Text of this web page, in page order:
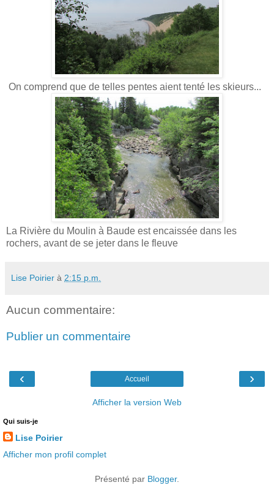
On comprend que de telles pentes aient tenté les skieurs...
La Rivière du Moulin à Baude est encaissée dans les
rochers, avant de se jeter dans le fleuve
Lise Poirier à 2:15 p.m.
Aucun commentaire:
Publier un commentaire
‹ ›
Accueil
Afficher la version Web
Qui suis-je
Lise Poirier
Afficher mon profil complet
Présenté par Blogger.